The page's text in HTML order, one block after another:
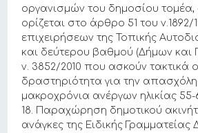
οργανισμών του δημοσίου
ορίζεται στο άρθρο 51 του ν.1892/
επιχειρήσεων της Τοπικής
και δεύτερου βαθμού (Δήμων και
ν. 3852/2010 που ασκούν τακτικά
δραστηριότητα για την
μακροχρόνια ανέργων ηλικίας 55-
18. Παραχώρηση δημοτικού
ανάγκες της Ειδικής Γραμματείας